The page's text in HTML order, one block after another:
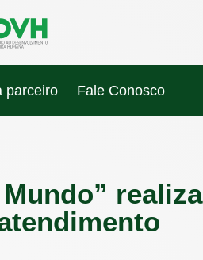
parceiro Fale Conosco
realiza